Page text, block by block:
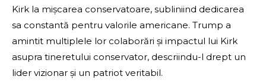
Kirk la mișcarea conservatoare, subliniind dedicarea
sa constantă pentru valorile americane. Trump a
amintit multiplele lor colaborări și impactul lui Kirk
asupra tineretului conservator, descriindu-l drept un
lider vizionar și un patriot veritabil.